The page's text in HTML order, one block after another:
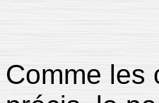
Comme les